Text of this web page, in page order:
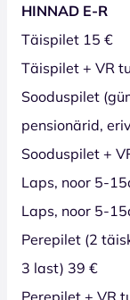
HINNAD E-R
Täispilet 15 €
Täispilet + VR
Sooduspilet
pensionärid,
Sooduspilet +
Laps, noor 5-
Laps, noor 5-
Perepilet (2
3 last) 39 €
Perepilet + VR